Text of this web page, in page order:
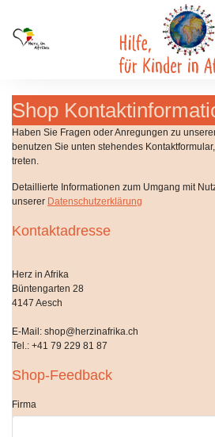
Shop
Haben Sie Fragen oder Anregungen zu
benutzen Sie unten stehendes
treten.
Detaillierte Informationen zum Umgang mit
unserer Datenschutzerklärung
Kontaktadresse
Herz in Afrika
Büntengarten 28
4147 Aesch
E-Mail: shop@herzinafrika.ch
Tel.: +41 79 229 81 87
Shop-Feedback
Firma